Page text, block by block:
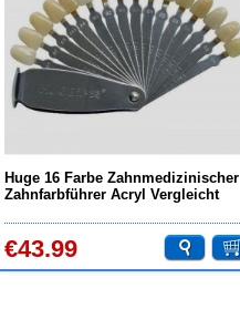
Huge 16 Farbe Zahnmedizinischer
Zahnfarbführer Acryl Vergleicht
€43.99